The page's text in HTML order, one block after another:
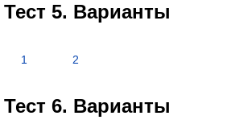
Тест 5. Варианты
1 2
Тест 6. Варианты